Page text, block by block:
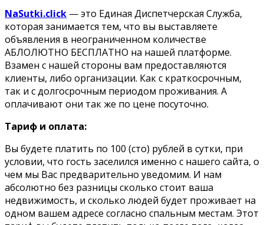
NaSutki.click — это Единая Диспетчерская Служба,
которая занимается тем, что вы выставляете
объявления в неограниченном количестве
АБЛОЛЮТНО БЕСПЛАТНО на нашей платформе.
Взамен с нашей стороны вам предоставляются
клиенты, либо организации. Как с краткосрочным,
так и с долгосрочным периодом проживания. А
оплачивают они так же по цене посуточно.
Тариф и оплата:
Вы будете платить по 100 (сто) рублей в сутки, при
условии, что гость заселился именно с нашего сайта, о
чем мы Вас предварительно уведомим. И нам
абсолютно без разницы сколько стоит ваша
недвижимость, и сколько людей будет проживает на
одном вашем адресе согласно спальным местам. Этот